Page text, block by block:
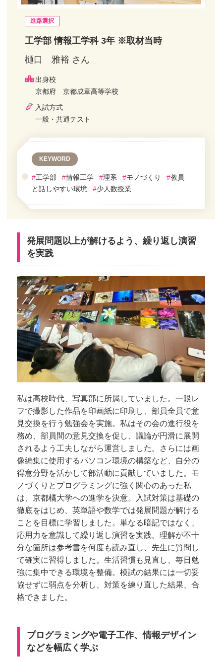
進路選択
工学部 情報工学科 3年 ※取材当時
樋口 雅裕 さん
出身校
京都府 京都成章高等学校
入試方式
一般・共通テスト
KEYWORD
#工学部 #情報工学 #理系 #モノづくり #教員
と話しやすい環境
#少人数授業
発展問題以上が解けるよう、繰り返し演習
を実践
私は高校時代、写真部に所属していました。一眼レ
フで撮影した作品を印画紙に印刷し、部員全員で意
見交換を行う勉強会を実施。私はその会の進行役を
務め、部員間の意見交換を促し、議論が円滑に展開
されるよう工夫しながら運営しました。さらには画
像編集に使用するパソコン環境の構築など、自分の
得意分野を活かして部活動に貢献していました。モ
ノづくりとプログラミングに強く関心のあった私
は、京都橘大学への進学を決意。入試対策は基礎の
徹底をはじめ、英単語や数学では発展問題が解ける
ことを目標に学習しました。単なる暗記ではなく、
応用力を意識して繰り返し演習を実践。理解が不十
分な箇所は参考書を何度も読み直し、先生に質問し
て確実に習得しました。生活習慣も見直し、毎日勉
強に集中できる環境を整備。模試の結果には一切妥
協せずに弱点を分析し、対策を練り直した結果、合
格できました。
プログラミングや電子工作、情報デザイン
などを幅広く学ぶ